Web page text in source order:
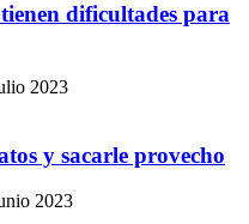
dificultades para
2023
y sacarle provecho
2023